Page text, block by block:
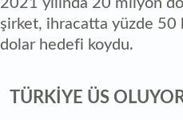
2021 yılında 20 milyon
şirket, ihracatta yüzde
dolar hedefi koydu.
TÜRKİYE ÜS